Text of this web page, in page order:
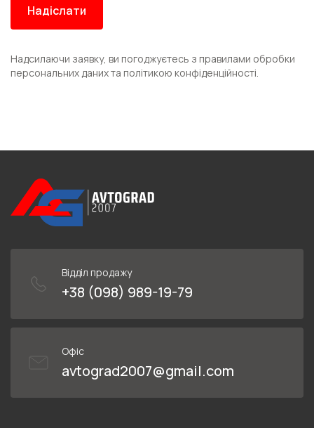
Надсилаючи заявку, ви погоджуєтесь з правилами обробки
персональних даних та політикою конфіденційності.
Відділ продажу
+38 (098) 989-19-79
Офіс
avtograd2007@gmail.com